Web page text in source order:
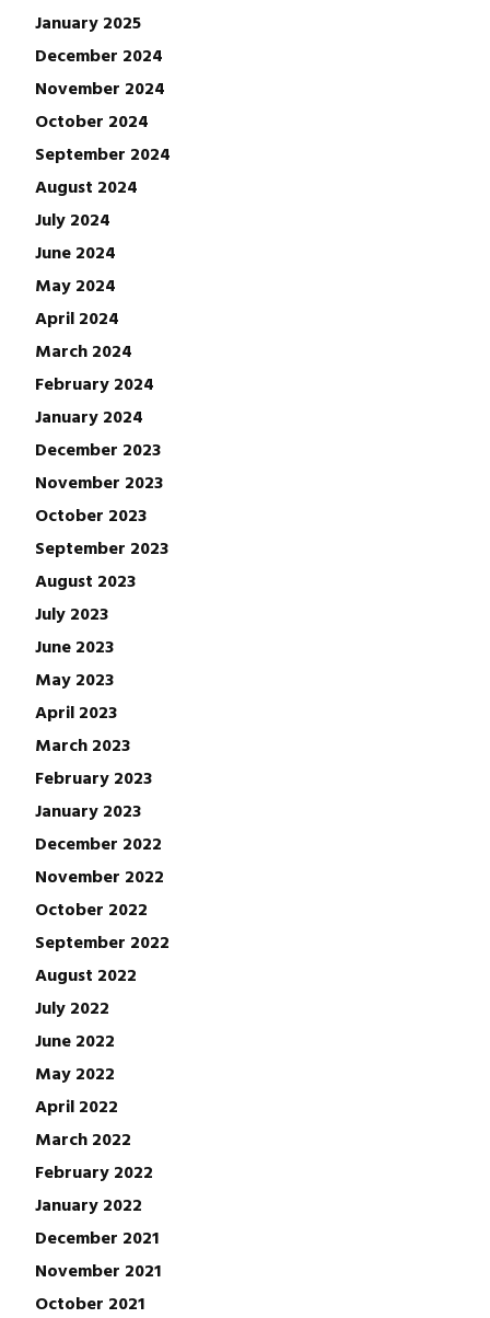
January 2025
December 2024
November 2024
October 2024
September 2024
August 2024
July 2024
June 2024
May 2024
April 2024
March 2024
February 2024
January 2024
December 2023
November 2023
October 2023
September 2023
August 2023
July 2023
June 2023
May 2023
April 2023
March 2023
February 2023
January 2023
December 2022
November 2022
October 2022
September 2022
August 2022
July 2022
June 2022
May 2022
April 2022
March 2022
February 2022
January 2022
December 2021
November 2021
October 2021